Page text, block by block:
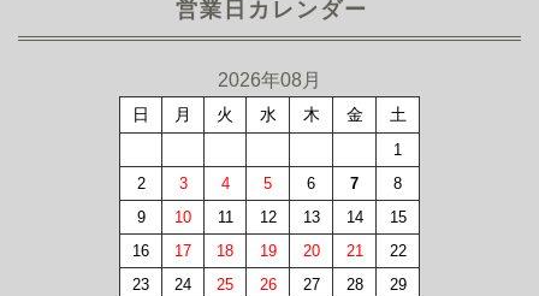
営業日カレンダー
2026年08月
日 月 火 水 木 金 土
1
2
3 4 5 6 7
8
9
10 11 12 13 14
15
16
17 18 19 20 21
22
23
24 25 26 27 28
29